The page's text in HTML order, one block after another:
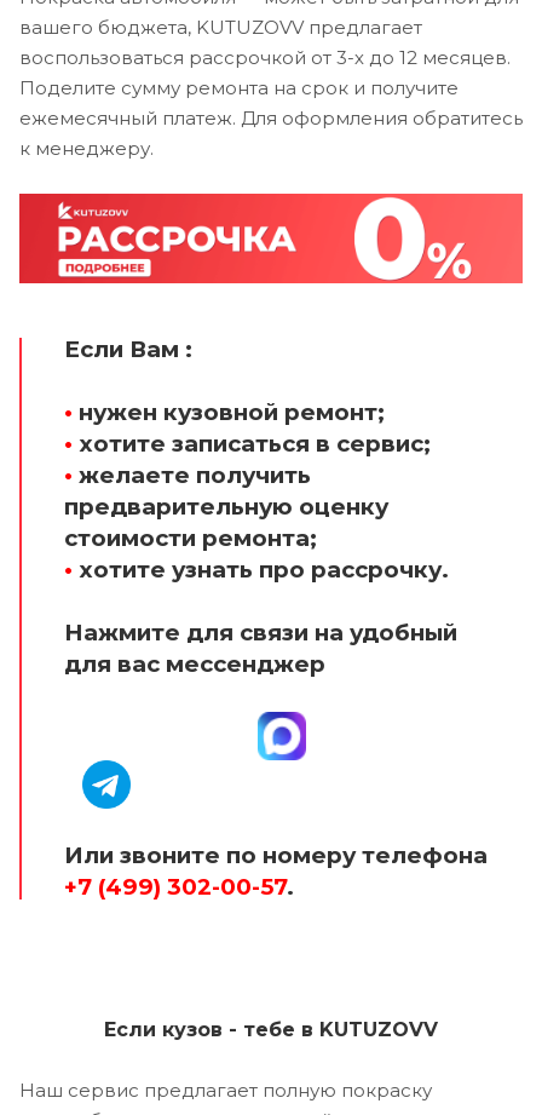
вашего бюджета, KUTUZOVV предлагает
воспользоваться рассрочкой от 3-х до 12 месяцев.
Поделите сумму ремонта на срок и получите
ежемесячный платеж. Для оформления обратитесь
к менеджеру.
Если Вам :
• нужен кузовной ремонт;
• хотите записаться в сервис;
• желаете получить
предварительную оценку
стоимости ремонта;
• хотите узнать про рассрочку.
Нажмите для связи на удобный
для вас мессенджер
Или звоните по номеру телефона
+7 (499) 302-00-57.
Если кузов - тебе в KUTUZOVV
Наш сервис предлагает полную покраску